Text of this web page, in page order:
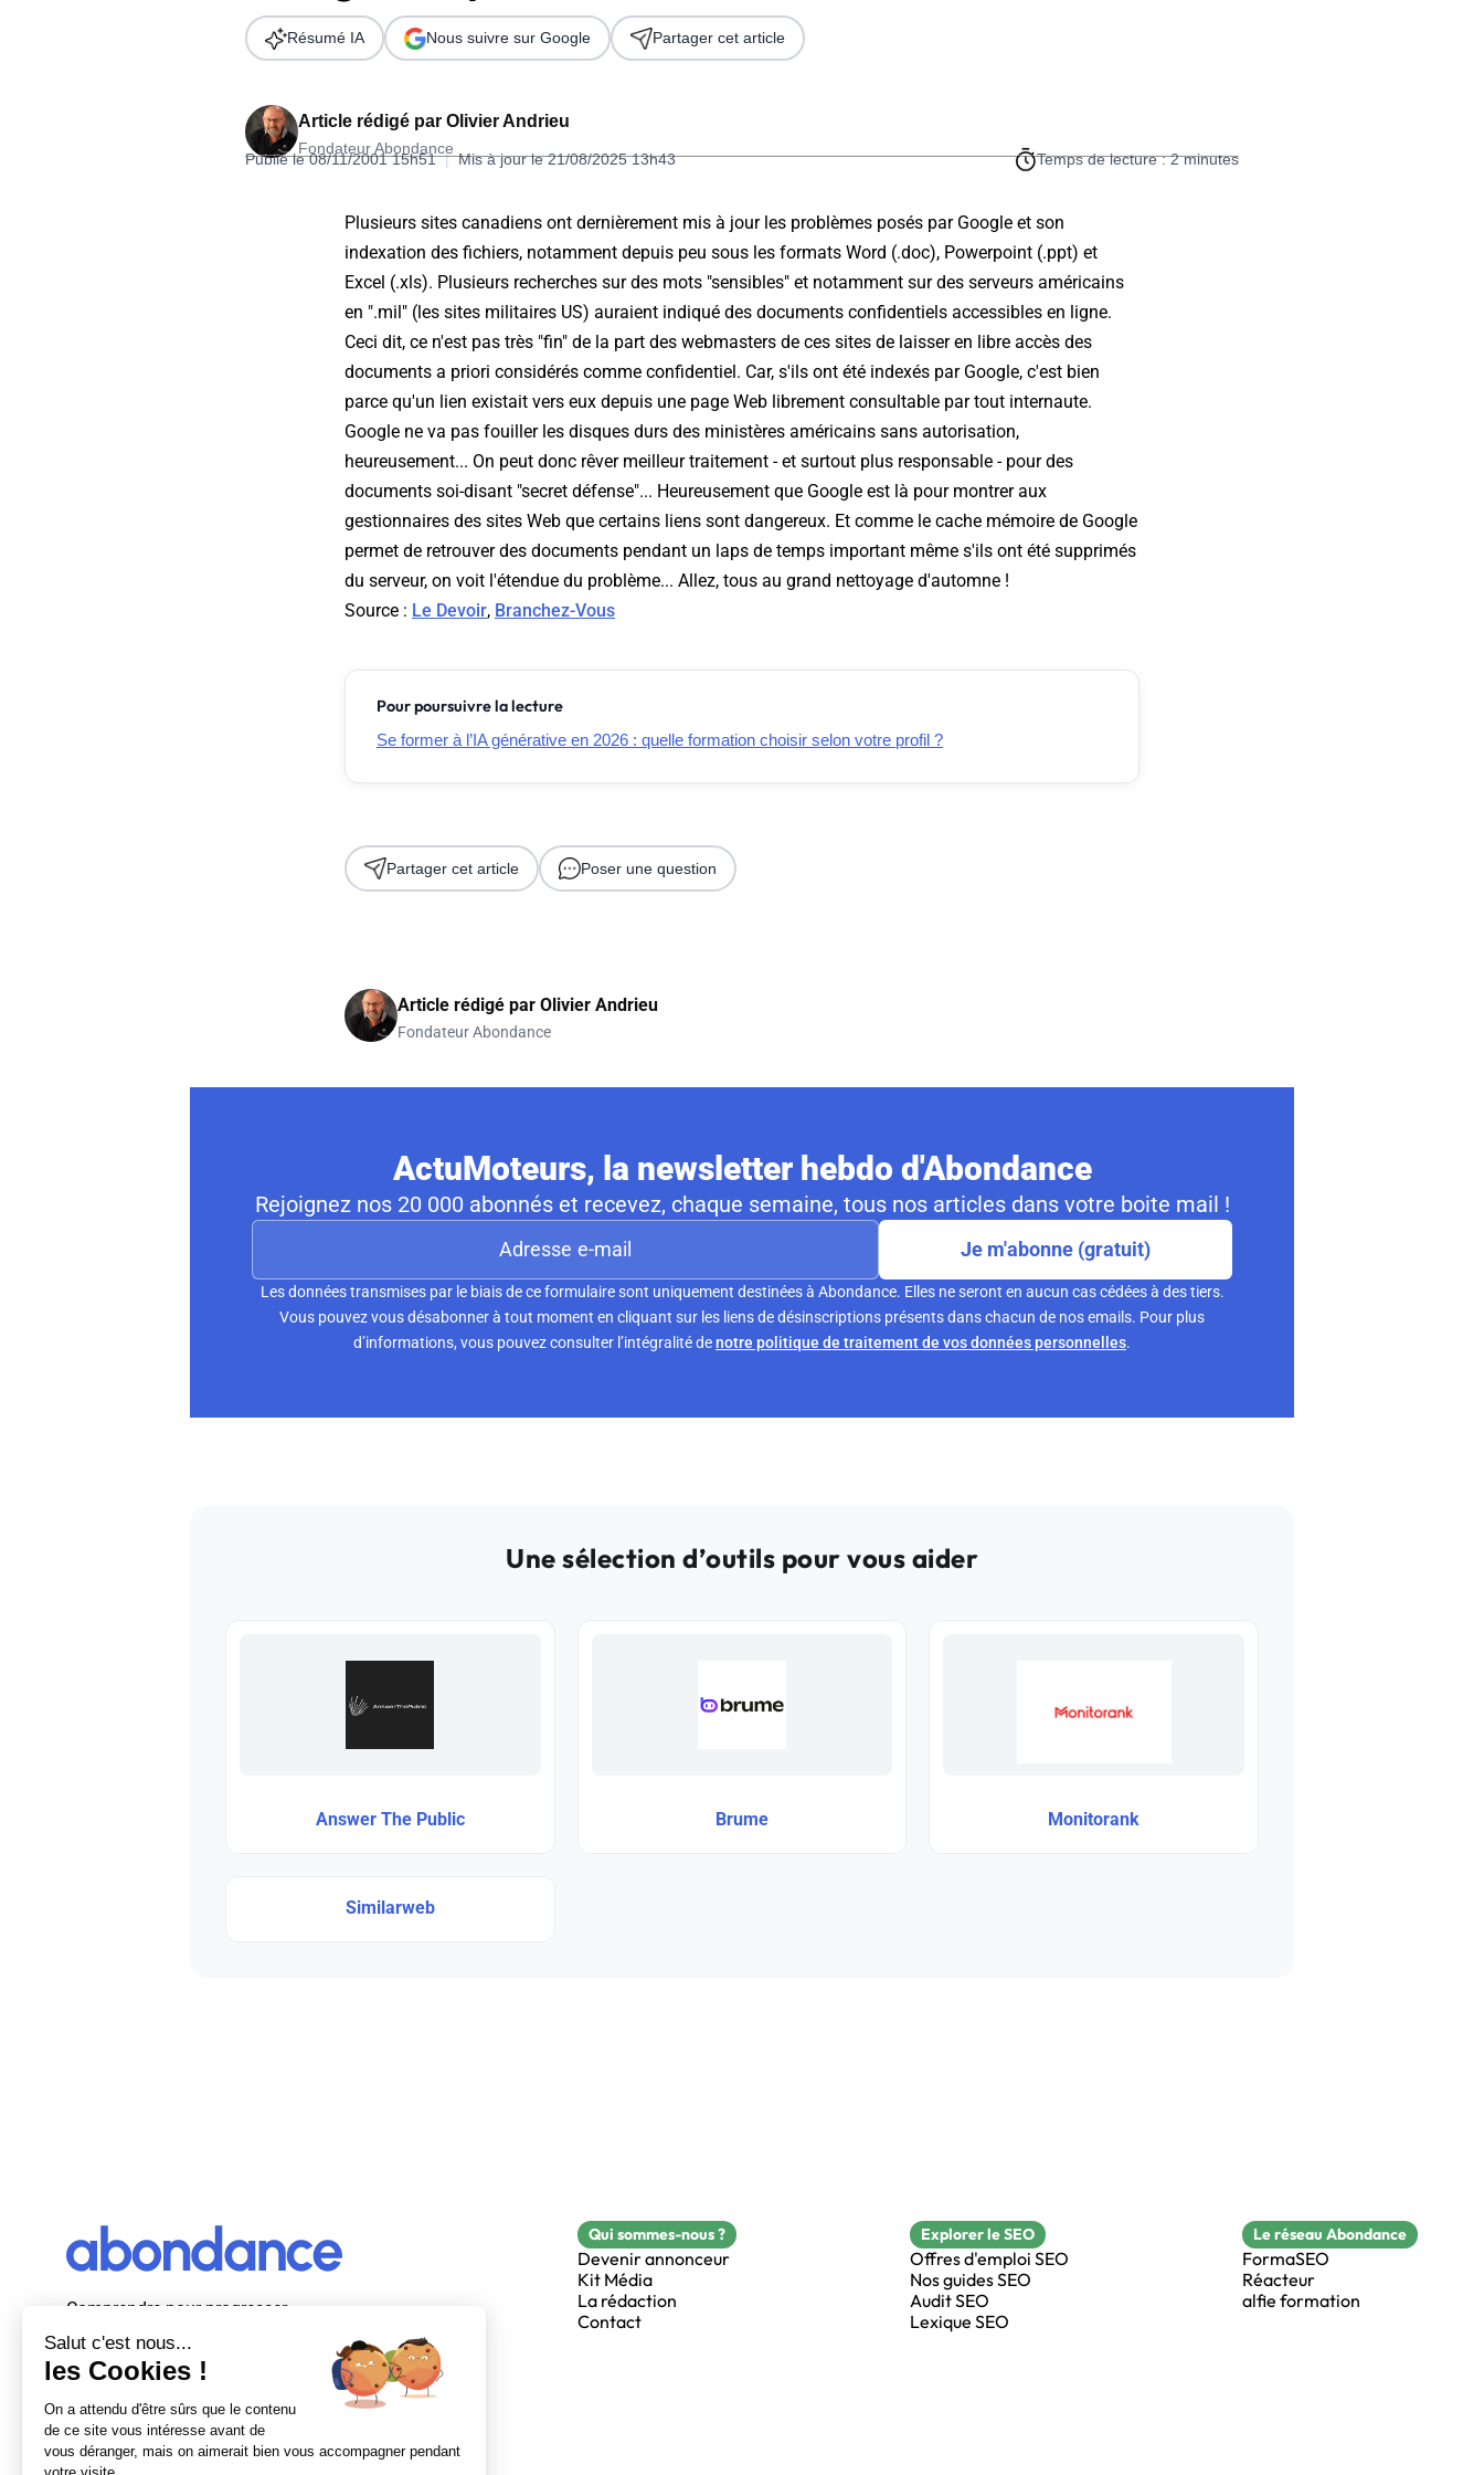
Télécharger l'Ebook
Formation SEO & GEO - Edition 2026
Article rédigé par Olivier Andrieu
Fondateur Abondance
Publié le 08/11/2001 15h51 | Mis à jour le 21/08/2025 13h43 Temps de lecture : 2 minutes
Résumé IA Nous suivre sur Google Partager cet article
Plusieurs sites canadiens ont dernièrement mis à jour les problèmes posés par Google et son
indexation des fichiers, notamment depuis peu sous les formats Word (.doc), Powerpoint (.ppt) et
Excel (.xls). Plusieurs recherches sur des mots "sensibles" et notamment sur des serveurs américains
en ".mil" (les sites militaires US) auraient indiqué des documents confidentiels accessibles en ligne.
Ceci dit, ce n'est pas très "fin" de la part des webmasters de ces sites de laisser en libre accès des
documents a priori considérés comme confidentiel. Car, s'ils ont été indexés par Google, c'est bien
parce qu'un lien existait vers eux depuis une page Web librement consultable par tout internaute.
Google ne va pas fouiller les disques durs des ministères américains sans autorisation,
heureusement... On peut donc rêver meilleur traitement - et surtout plus responsable - pour des
documents soi-disant "secret défense"... Heureusement que Google est là pour montrer aux
gestionnaires des sites Web que certains liens sont dangereux. Et comme le cache mémoire de Google
permet de retrouver des documents pendant un laps de temps important même s'ils ont été supprimés
du serveur, on voit l'étendue du problème... Allez, tous au grand nettoyage d'automne !
Source : Le Devoir, Branchez-Vous
Pour poursuivre la lecture
Se former à l’IA générative en 2026 : quelle formation choisir selon votre profil ?
Partager cet article Poser une question
Article rédigé par Olivier Andrieu
Fondateur Abondance
ActuMoteurs, la newsletter hebdo d'Abondance
Rejoignez nos 20 000 abonnés et recevez, chaque semaine, tous nos articles dans votre boite mail !
Je m'abonne (gratuit)
Les données transmises par le biais de ce formulaire sont uniquement destinées à Abondance. Elles ne seront en aucun cas cédées à des tiers.
Vous pouvez vous désabonner à tout moment en cliquant sur les liens de désinscriptions présents dans chacun de nos emails. Pour plus
d’informations, vous pouvez consulter l’intégralité denotre politique de traitement de vos données personnelles.
Une sélection d’outils pour vous aider
Answer The Public Brume Monitorank
Similarweb
Comprendre pour progresser
Abondance, le premier média d’actualité
autour du SEO et des moteurs de recherche
en France.
Qui sommes-nous ?
Devenir annonceur
Kit Média
La rédaction
Contact
Explorer le SEO
Offres d'emploi SEO
Nos guides SEO
Audit SEO
Lexique SEO
Le réseau Abondance
FormaSEO
Réacteur
alfie formation